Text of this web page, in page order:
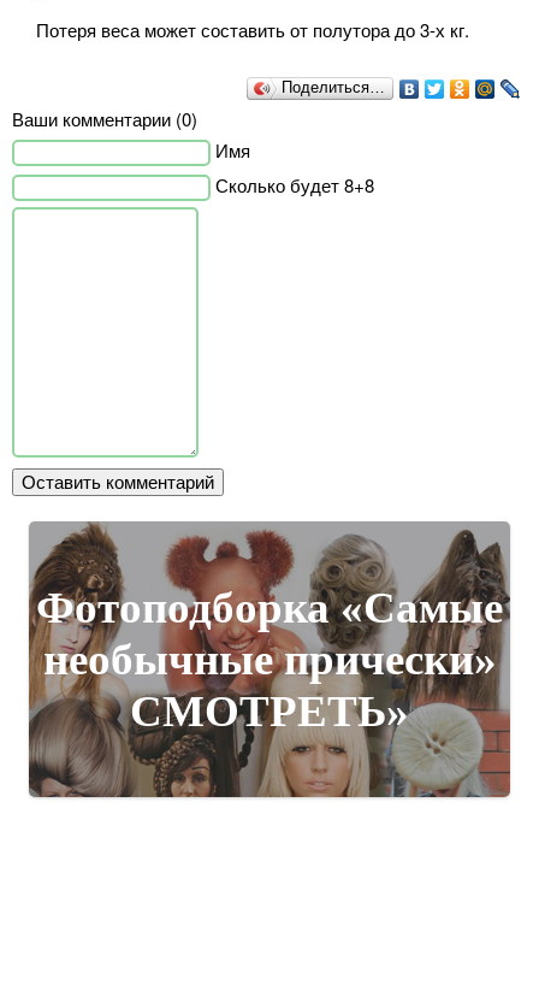
Потеря веса может составить от полутора до 3-х кг.
Поделиться…
Ваши комментарии (0)
Имя
Сколько будет 8+8
Фотоподборка «Самые
необычные прически»
СМОТРЕТЬ»